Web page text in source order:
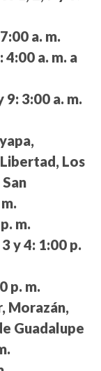
a. m.
4:00 a. m. a
9: 3:00 a. m.
Los
m.
y 4: 1:00 p.
p. m.
Morazán,
Guadalupe